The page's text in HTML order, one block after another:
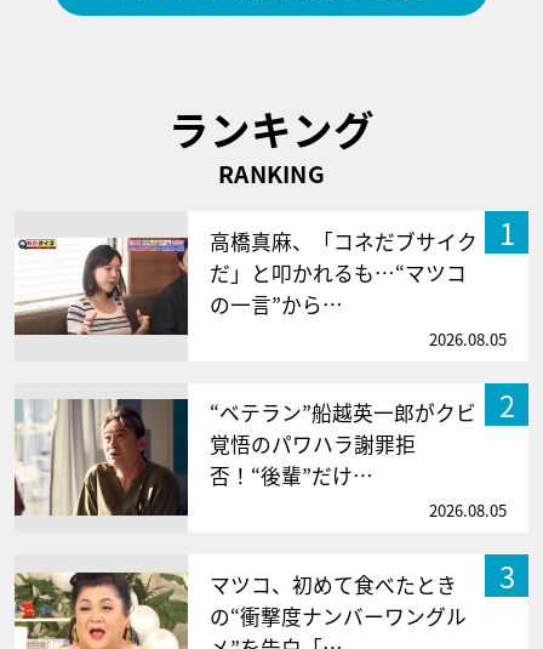
ランキング
RANKING
1
高橋真麻、「コネだブサイク
だ」と叩かれるも…“マツコ
の一言”から…
2026.08.05
2
“ベテラン”船越英一郎がクビ
覚悟のパワハラ謝罪拒
否！“後輩”だけ…
2026.08.05
3
マツコ、初めて食べたとき
の“衝撃度ナンバーワングル